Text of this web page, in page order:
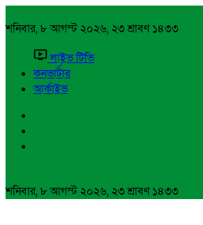
শনিবার, ৮ আগস্ট ২০২৬, ২৩ শ্রাবণ ১৪৩৩
লাইভ টিভি
কনভার্টার
আর্কাইভ
শনিবার, ৮ আগস্ট ২০২৬, ২৩ শ্রাবণ ১৪৩৩